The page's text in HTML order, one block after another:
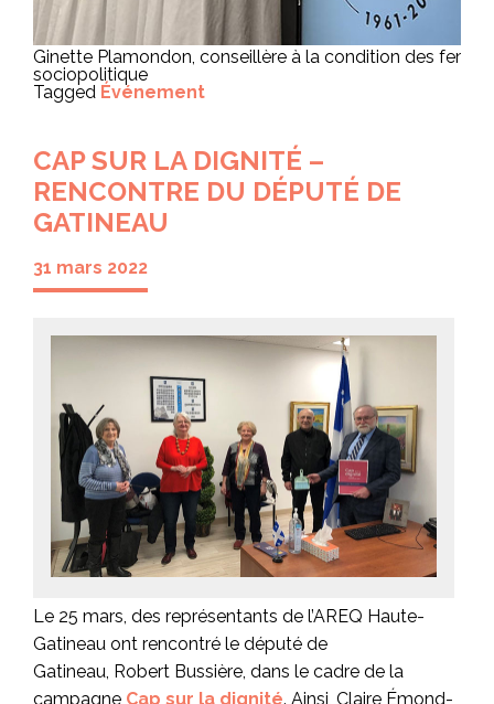
Ginette Plamondon, conseillère à la condition des
sociopolitique
Tagged Événement
CAP SUR LA DIGNITÉ –
RENCONTRE DU DÉPUTÉ DE
GATINEAU
31 mars 2022
Le 25 mars, des représentants de l’AREQ Haute-
Gatineau ont rencontré le député de
Gatineau, Robert Bussière, dans le cadre de la
campagne Cap sur la dignité. Ainsi, Claire Émond-